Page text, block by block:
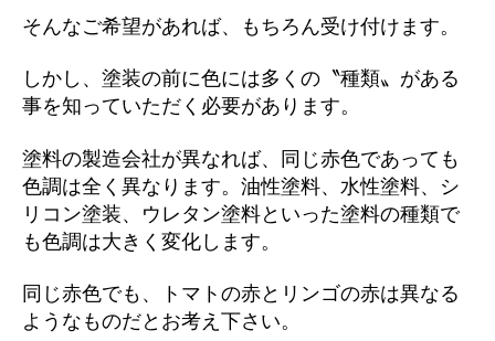
そんなご希望があれば、もちろん受け付けます。
しかし、塗装の前に色には多くの〝種類〟がある
事を知っていただく必要があります。
塗料の製造会社が異なれば、同じ赤色であっても
色調は全く異なります。油性塗料、水性塗料、シ
リコン塗装、ウレタン塗料といった塗料の種類で
も色調は大きく変化します。
同じ赤色でも、トマトの赤とリンゴの赤は異なる
ようなものだとお考え下さい。